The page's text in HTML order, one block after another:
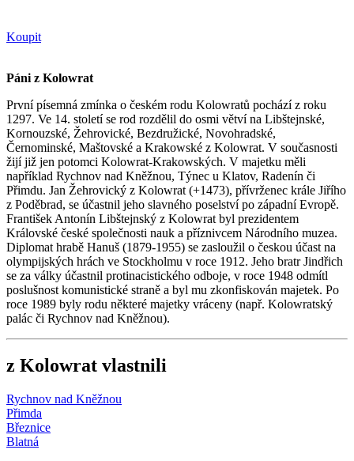
Koupit
Páni z Kolowrat
První písemná zmínka o českém rodu Kolowratů pochází z roku
1297. Ve 14. století se rod rozdělil do osmi větví na Libštejnské,
Kornouzské, Žehrovické, Bezdružické, Novohradské,
Černominské, Maštovské a Krakowské z Kolowrat. V současnosti
žijí již jen potomci Kolowrat-Krakowských. V majetku měli
například Rychnov nad Kněžnou, Týnec u Klatov, Radenín či
Přimdu. Jan Žehrovický z Kolowrat (+1473), přívrženec krále Jiřího
z Poděbrad, se účastnil jeho slavného poselství po západní Evropě.
František Antonín Libštejnský z Kolowrat byl prezidentem
Královské české společnosti nauk a příznivcem Národního muzea.
Diplomat hrabě Hanuš (1879-1955) se zasloužil o českou účast na
olympijských hrách ve Stockholmu v roce 1912. Jeho bratr Jindřich
se za války účastnil protinacistického odboje, v roce 1948 odmítl
poslušnost komunistické straně a byl mu zkonfiskován majetek. Po
roce 1989 byly rodu některé majetky vráceny (např. Kolowratský
palác či Rychnov nad Kněžnou).
z Kolowrat vlastnili
Rychnov nad Kněžnou
Přimda
Březnice
Blatná